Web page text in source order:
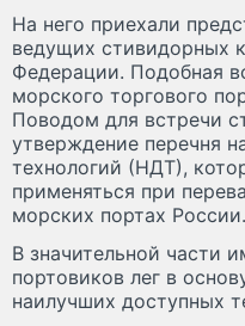
На него приехали
ведущих стивидорных
Федерации. Подобная
морского торгового
Поводом для встречи
утверждение перечня
технологий (НДТ),
применяться при
морских портах России.
В значительной части
портовиков лег в
наилучших доступных